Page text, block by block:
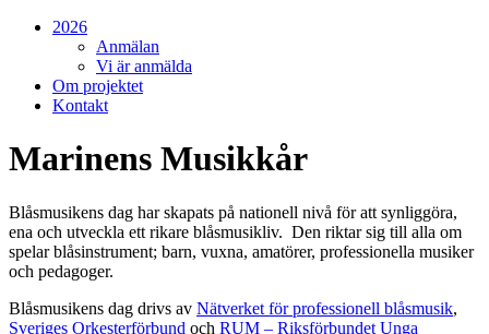
2026
Anmälan
Vi är anmälda
Om projektet
Kontakt
Marinens Musikkår
Blåsmusikens dag har skapats på nationell nivå för att synliggöra,
ena och utveckla ett rikare blåsmusikliv. Den riktar sig till alla om
spelar blåsinstrument; barn, vuxna, amatörer, professionella musiker
och pedagoger.
Blåsmusikens dag drivs av Nätverket för professionell blåsmusik,
Sveriges Orkesterförbund och RUM – Riksförbundet Unga